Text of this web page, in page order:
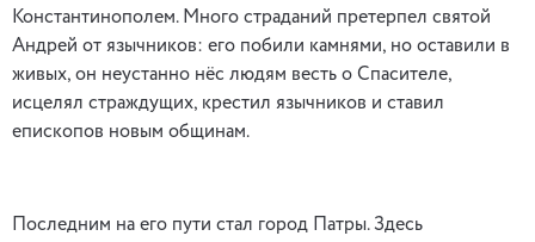
Константинополем. Много страданий претерпел святой
Андрей от язычников: его побили камнями, но оставили в
живых, он неустанно нёс людям весть о Спасителе,
исцелял страждущих, крестил язычников и ставил
епископов новым общинам.
Последним на его пути стал город Патры. Здесь